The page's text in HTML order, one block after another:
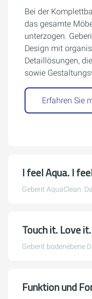
Bei der
das gesamte
unterzogen.
Design mit
Detaillösungen,
sowie
Erfahren Sie
I feel Aqua. I
Geberit AquaClean.
Touch it. Love it.
Geberit bodenebene
Funktion und